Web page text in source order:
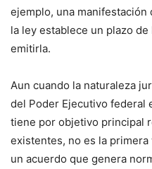
ejemplo, una manifestación
la ley establece un plazo
emitirla.
Aun cuando la naturaleza
del Poder Ejecutivo federal
tiene por objetivo principal
existentes, no es la
un acuerdo que genera